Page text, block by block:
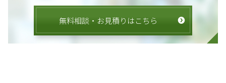
無料相談・お見積りはこちら